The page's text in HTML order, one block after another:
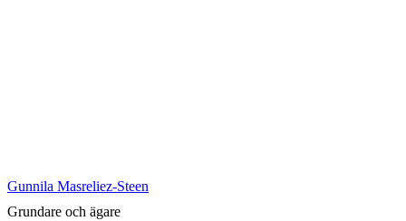
Gunnila Masreliez-Steen
Grundare och ägare